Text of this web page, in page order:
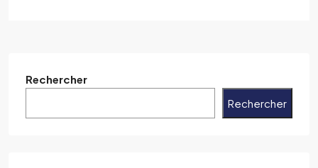
Rechercher
Rechercher